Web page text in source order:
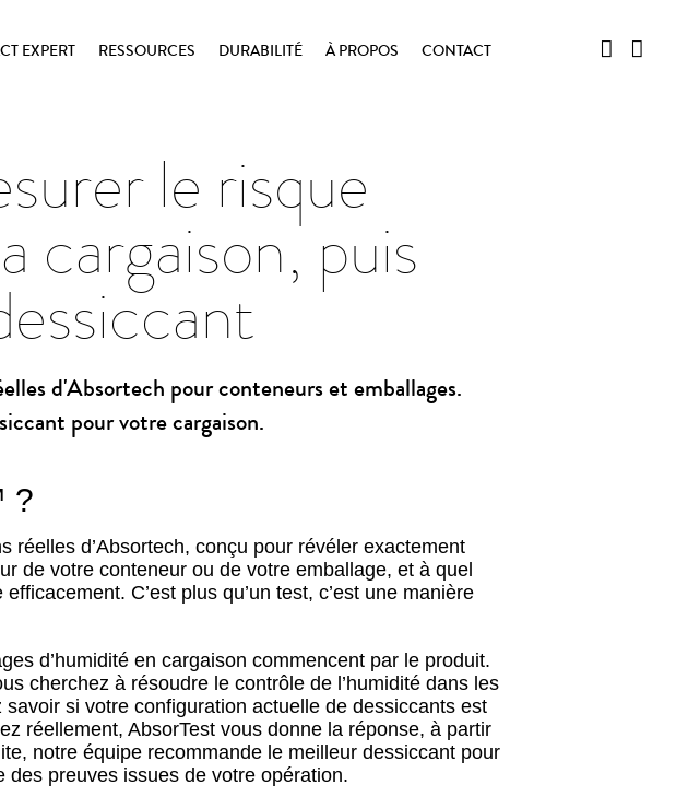
EXPERT RESSOURCES DURABILITÉ À PROPOS CONTACT
le risque
cargaison, puis
d'Absortech pour conteneurs et emballages.
pour votre cargaison.
?
d’Absortech, conçu pour révéler exactement
de votre conteneur ou de votre emballage, et à quel
C’est plus qu’un test, c’est une manière
d’humidité en cargaison commencent par le produit.
cherchez à résoudre le contrôle de l’humidité dans les
si votre configuration actuelle de dessiccants est
réellement, AbsorTest vous donne la réponse, à partir
notre équipe recommande le meilleur dessiccant pour
des preuves issues de votre opération.